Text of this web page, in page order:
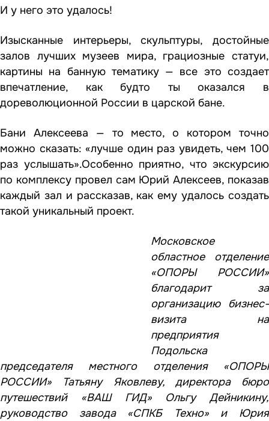
И у него это удалось!
Изысканные интерьеры, скульптуры, достойные
залов лучших музеев мира, грациозные статуи,
картины на банную тематику — все это создает
впечатление, как будто ты оказался в
дореволюционной России в царской бане.
Бани Алексеева — то место, о котором точно
можно сказать: «лучше один раз увидеть, чем 100
раз услышать».Особенно приятно, что экскурсию
по комплексу провел сам Юрий Алексеев, показав
каждый зал и рассказав, как ему удалось создать
такой уникальный проект.
Московское
областное отделение
«ОПОРЫ РОССИИ»
благодарит за
организацию бизнес-
визита на
предприятия
Подольска
председателя местного отделения «ОПОРЫ
РОССИИ» Татьяну Яковлеву, директора бюро
путешествий «ВАШ ГИД» Ольгу Дейникину,
руководство завода «СПКБ Техно» и Юрия